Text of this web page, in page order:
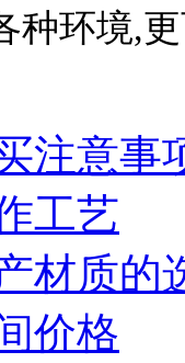
环境,
注意事
工艺
材质的
价格